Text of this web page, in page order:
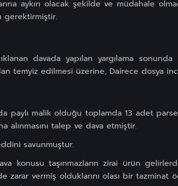
aykırı olacak şekilde ve müdahale
gerektirmiştir.
davada yapılan yargılama
temyiz edilmesi üzerine, Dairece dosya
paylı malik olduğu toplamda 13 adet
alınmasını talep ve dava etmiştir.
savunmuştur.
konusu taşınmazların zirai ürün
zarar vermiş olduklarını olası bir